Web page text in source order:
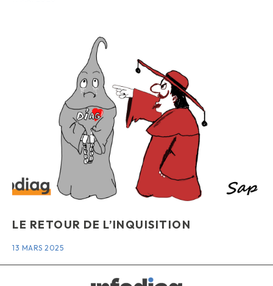
LE RETOUR DE L’INQUISITION
13 MARS 2025